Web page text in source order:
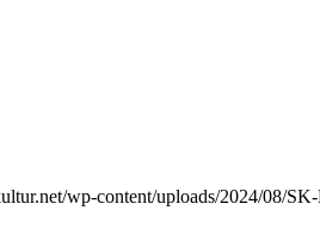
wp-content/uploads/2024/08/